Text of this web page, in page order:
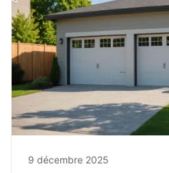
9 décembre 2025